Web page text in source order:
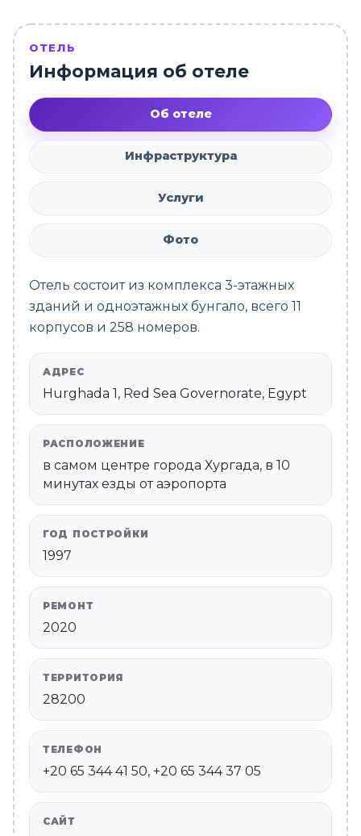
ОТЕЛЬ
Информация об отеле
Об отеле
Инфраструктура
Услуги
Фото
Отель состоит из комплекса 3-этажных
зданий и одноэтажных бунгало, всего 11
корпусов и 258 номеров.
АДРЕС
Hurghada 1, Red Sea Governorate, Egypt
РАСПОЛОЖЕНИЕ
в самом центре города Хургада, в 10
минутах езды от аэропорта
ГОД ПОСТРОЙКИ
1997
РЕМОНТ
2020
ТЕРРИТОРИЯ
28200
ТЕЛЕФОН
+20 65 344 41 50, +20 65 344 37 05
САЙТ